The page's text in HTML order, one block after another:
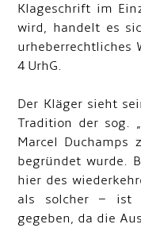
Klageschrift im
wird, handelt es
urheberrechtliches
4 UrhG.
Der Kläger sieht
Tradition der sog.
Marcel Duchamps
begründet wurde.
hier des
als solcher – ist
gegeben, da die